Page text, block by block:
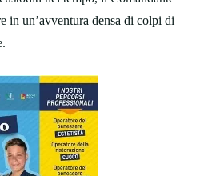
in un’avventura densa di colpi di